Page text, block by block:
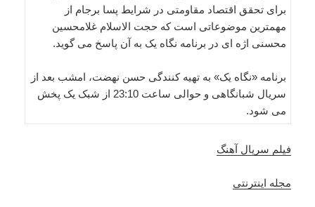
برای تحقق اقتصاد مقاومتی در شرایط پسا برجام از
مهمترین موضوعاتی است که حجت الاسلام غلامحسین
محسنی اژه ای در برنامه نگاه یک به آن پاسخ می گوید.
برنامه «نگاه یک» به تهیه کنندگی حسن نهضت، امشب بعد از
سریال شبانگاهی و حوالی ساعت 23:10 از شبک یک پخش
می شود.
فیلم سریال آهنگ
مجله اینترنتی